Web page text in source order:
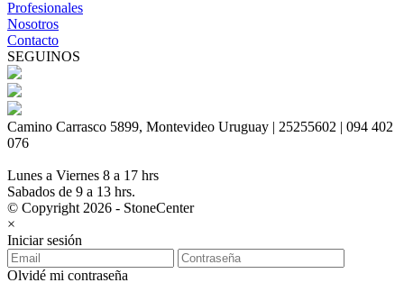
Profesionales
Nosotros
Contacto
SEGUINOS
Camino Carrasco 5899, Montevideo Uruguay | 25255602 | 094 402
076
Lunes a Viernes 8 a 17 hrs
Sabados de 9 a 13 hrs.
© Copyright 2026 - StoneCenter
×
Iniciar sesión
Olvidé mi contraseña